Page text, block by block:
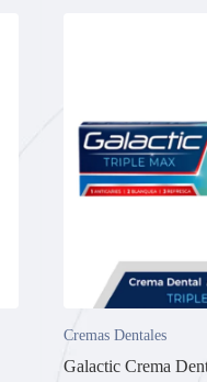
Cremas Dentales
Galactic Crema